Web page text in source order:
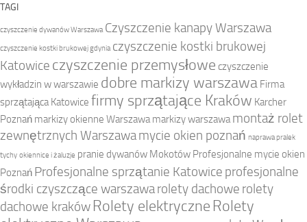
TAGI
czyszczenie dywanów Warszawa Czyszczenie kanapy Warszawa
czyszczenie kostki brukowej gdynia czyszczenie kostki brukowej
Katowice czyszczenie przemysłowe czyszczenie
wykładzin w warszawie dobre markizy warszawa Firma
sprzątająca Katowice firmy sprzątające Kraków Karcher
Poznań markizy okienne Warszawa markizy warszawa montaż rolet
zewnętrznych Warszawamycie okien poznań naprawa pralek
tychy okiennice i żaluzje pranie dywanów Mokotów Profesjonalne mycie okien
Poznań Profesjonalne sprzątanie Katowice profesjonalne
środki czyszczące warszawarolety dachowe rolety
dachowe kraków Rolety elektryczne Rolety